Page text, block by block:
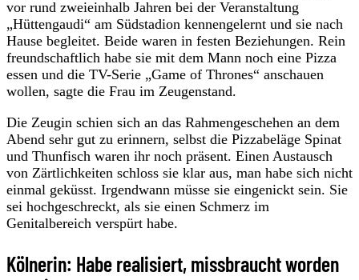
vor rund zweieinhalb Jahren bei der Veranstaltung
„Hüttengaudi“ am Südstadion kennengelernt und sie nach
Hause begleitet. Beide waren in festen Beziehungen. Rein
freundschaftlich habe sie mit dem Mann noch eine Pizza
essen und die TV-Serie „Game of Thrones“ anschauen
wollen, sagte die Frau im Zeugenstand.
Die Zeugin schien sich an das Rahmengeschehen an dem
Abend sehr gut zu erinnern, selbst die Pizzabeläge Spinat
und Thunfisch waren ihr noch präsent. Einen Austausch
von Zärtlichkeiten schloss sie klar aus, man habe sich nicht
einmal geküsst. Irgendwann müsse sie eingenickt sein. Sie
sei hochgeschreckt, als sie einen Schmerz im
Genitalbereich verspürt habe.
Kölnerin: Habe realisiert, missbraucht worden